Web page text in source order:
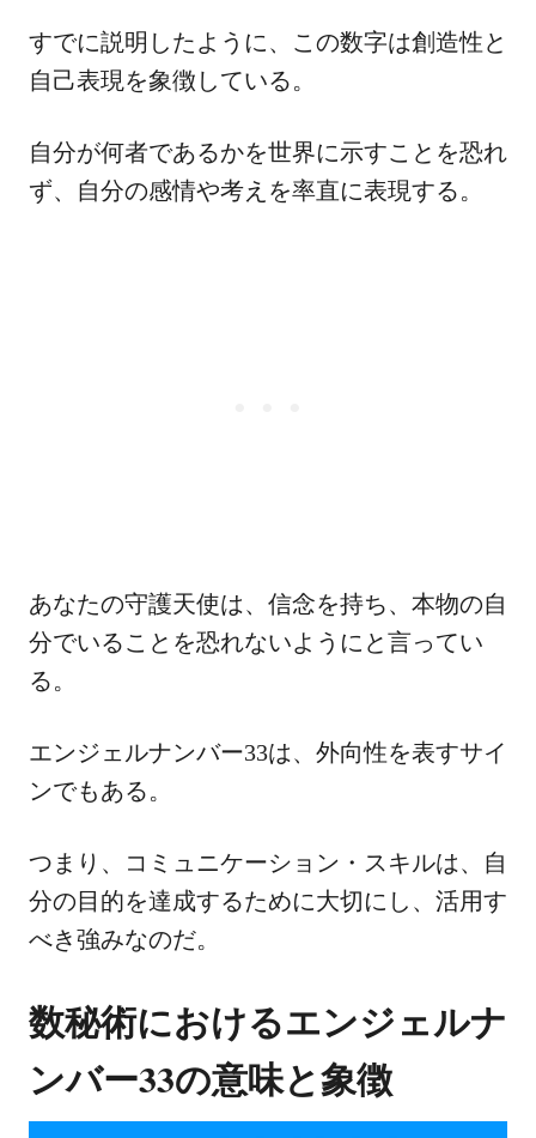
すでに説明したように、この数字は創造性と
自己表現を象徴している。
自分が何者であるかを世界に示すことを恐れ
ず、自分の感情や考えを率直に表現する。
あなたの守護天使は、信念を持ち、本物の自
分でいることを恐れないようにと言ってい
る。
エンジェルナンバー33は、外向性を表すサイ
ンでもある。
つまり、コミュニケーション・スキルは、自
分の目的を達成するために大切にし、活用す
べき強みなのだ。
数秘術におけるエンジェルナ
ンバー33の意味と象徴